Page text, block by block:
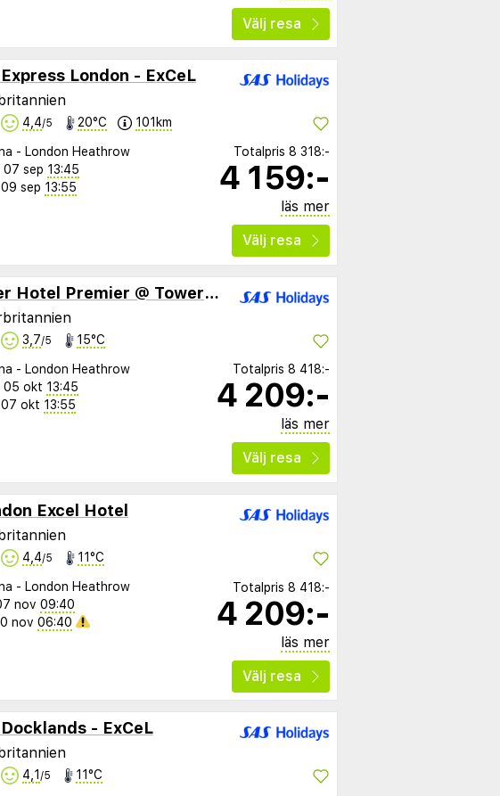
Välj resa
London - ExCeL
4,4/5 20°C 101km
- London Heathrow
07 sep 13:45
sep 13:55
Totalpris 8 318:-
4 159:-
läs mer
Välj resa
Eurotraveller Hotel Premier @ Tower Bridge
3,7/5 15°C
- London Heathrow
05 okt 13:45
okt 13:55
Totalpris 8 418:-
4 209:-
läs mer
Välj resa
Excel Hotel
4,4/5 11°C
- London Heathrow
nov 09:40
nov 06:40
Totalpris 8 418:-
4 209:-
läs mer
Välj resa
- ExCeL
4,1 /5 11°C